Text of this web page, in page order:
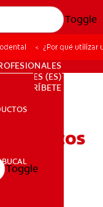
Toggle
SALUD BUCAL
PROMOCIONES
ES (ES)
SUSCRÍBETE
BUCAL
Toggle
¿Por qué utilizar